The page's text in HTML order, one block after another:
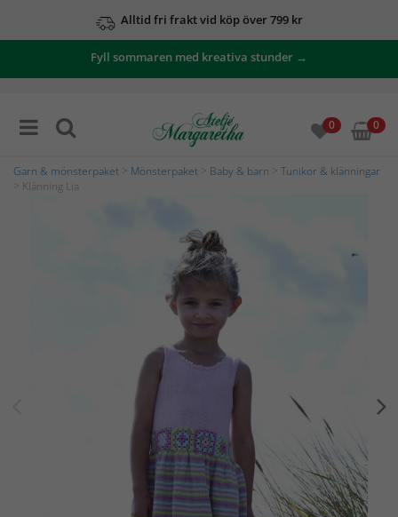
Alltid fri frakt vid köp över 799 kr
Fyll sommaren med kreativa stunder →
0 0
Garn & mönsterpaket Mönsterpaket Baby & barn
Tunikor & klänningar
> Klänning Lia